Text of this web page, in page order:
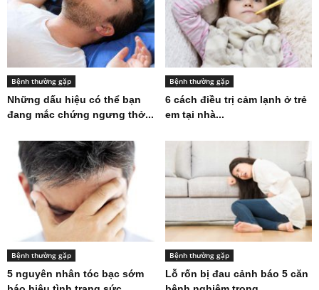
Bệnh thường gặp
Những dấu hiệu có thể bạn
đang mắc chứng ngưng thở...
Bệnh thường gặp
6 cách điều trị cảm lạnh ở trẻ
em tại nhà...
Bệnh thường gặp
5 nguyên nhân tóc bạc sớm
Bệnh thường gặp
Lỗ rốn bị đau cảnh báo 5 căn